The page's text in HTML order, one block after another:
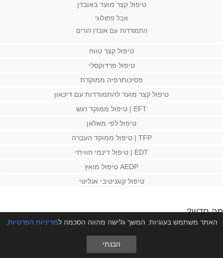
טיפול קצר מועד באובדן
אבל פתולוגי
התמודדות עם אובדן הורים
טיפול קצר טווח
טיפול פרדוקסלי
פסיכותרפיה ממוקדת
טיפול קצר מועד להתמודדות עם דיכאון
EFT | טיפול ממוקד רגש
טיפול לפי מאלאן
TFP | טיפול ממוקד העברה
EDT | טיפול דינמי חוויתי
AEDP טיפול מואץ
טיפול קוגניטיבי אנליטי
מה חדש?
גירושין או קונפליקט בבית | מה עדיף פסיכולוגית לילדים?
אין תשובה אחת שמתאימה לכל המשפחות. ילדים עלולים להיפגע הן
האתר משתמש בעוגיות. המשך גלישה מהווה הסכמה למדיניות הפרטיות
הבנתי